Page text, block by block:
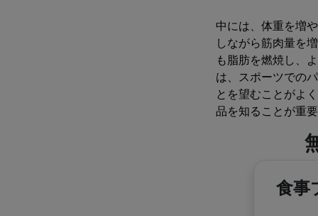
中には、体重を増
しながら筋肉量を
も脂肪を燃焼し、
は、スポーツでの
とを望むことがよ
品を知ることが重
食事